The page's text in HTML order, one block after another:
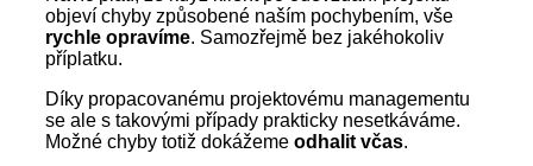
objeví chyby způsobené naším pochybením, vše
rychle opravíme. Samozřejmě bez jakéhokoliv
příplatku.
Díky propacovanému projektovému managementu
se ale s takovými případy prakticky nesetkáváme.
Možné chyby totiž dokážeme odhalit včas.